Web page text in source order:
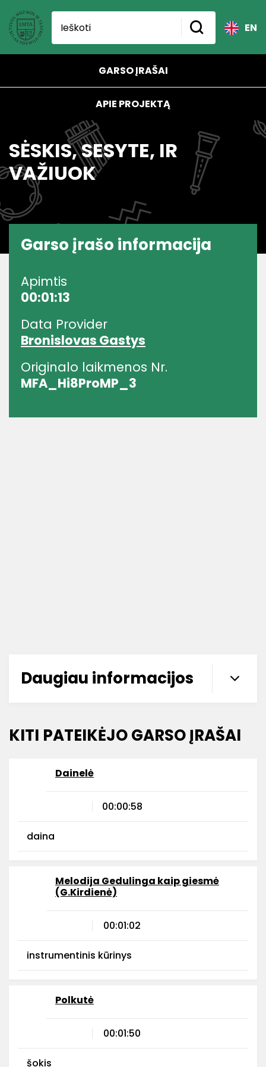
EN
GARSO ĮRAŠAI
APIE PROJEKTĄ
SĖSKIS, SESYTE, IR
VAŽIUOK
Garso įrašo informacija
Apimtis
00:01:13
Data Provider
Bronislovas Gastys
Originalo laikmenos Nr.
MFA_Hi8ProMP_3
Daugiau informacijos
KITI PATEIKĖJO GARSO ĮRAŠAI
Dainelė
00:00:58
daina
Melodija Gedulinga kaip giesmė
(G.Kirdienė)
00:01:02
instrumentinis kūrinys
Polkutė
00:01:50
šokis